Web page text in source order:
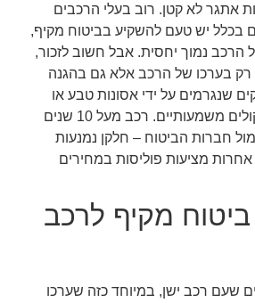
אתגר לא קטן. רוב בעלי הרכבים
בכלל יש טעם להשקיע בביטוח מקיף,
הרכב נמוך יחסית. אבל חשוב לזכור,
רק בערכו של הרכב אלא גם בהגנה
שנגרמים על ידי אסונות טבע או
גניבה, וכל אלו הם שיקולים משמעותיים. רכב מעל 10 שנים
חברות הביטוח – חלקן נמנעות
מציעות פוליסות במחירים
מקיף לרכב
שעם רכב ישן, במיוחד כזה שערכו